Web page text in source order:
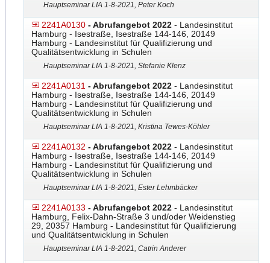
Hauptseminar LIA 1-8-2021, Peter Koch
2241A0130 - Abrufangebot 2022 - Landesinstitut
Hamburg - Isestraße, Isestraße 144-146, 20149
Hamburg - Landesinstitut für Qualifizierung und
Qualitätsentwicklung in Schulen
Hauptseminar LIA 1-8-2021, Stefanie Klenz
2241A0131 - Abrufangebot 2022 - Landesinstitut
Hamburg - Isestraße, Isestraße 144-146, 20149
Hamburg - Landesinstitut für Qualifizierung und
Qualitätsentwicklung in Schulen
Hauptseminar LIA 1-8-2021, Kristina Tewes-Köhler
2241A0132 - Abrufangebot 2022 - Landesinstitut
Hamburg - Isestraße, Isestraße 144-146, 20149
Hamburg - Landesinstitut für Qualifizierung und
Qualitätsentwicklung in Schulen
Hauptseminar LIA 1-8-2021, Ester Lehmbäcker
2241A0133 - Abrufangebot 2022 - Landesinstitut
Hamburg, Felix-Dahn-Straße 3 und/oder Weidenstieg
29, 20357 Hamburg - Landesinstitut für Qualifizierung
und Qualitätsentwicklung in Schulen
Hauptseminar LIA 1-8-2021, Catrin Anderer